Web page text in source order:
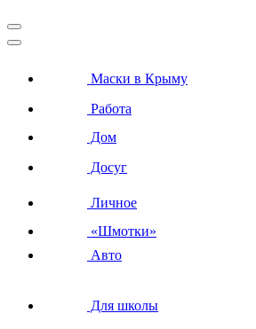
Маски в Крыму
Работа
Дом
Досуг
Личное
«Шмотки»
Авто
Для школы